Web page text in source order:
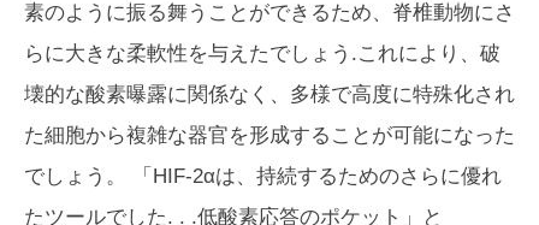
素のように振る舞うことができるため、脊椎動物にさ
らに大きな柔軟性を与えたでしょう.これにより、破
壊的な酸素曝露に関係なく、多様で高度に特殊化され
た細胞から複雑な器官を形成することが可能になった
でしょう。 「HIF-2αは、持続するためのさらに優れ
たツールでした. . .低酸素応答のポケット」と